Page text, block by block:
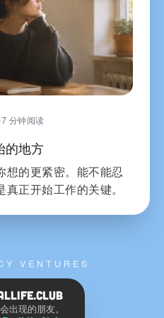
7 分钟阅读
的地方
想的更紧密。能不能忍
正开始工作的关键。
VENTURES
出现的朋友。